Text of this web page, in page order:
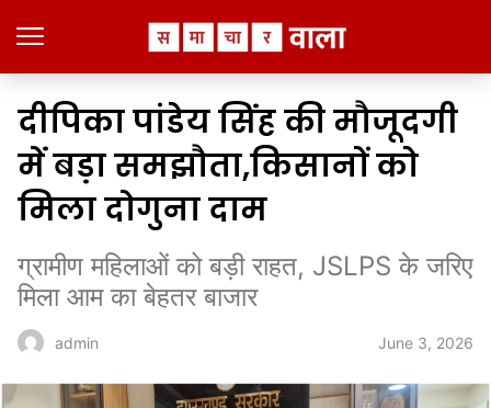
दीपिका पांडेय सिंह की मौजूदगी
में बड़ा समझौता,किसानों को
मिला दोगुना दाम
ग्रामीण महिलाओं को बड़ी राहत, JSLPS के जरिए
मिला आम का बेहतर बाजार
admin June 3, 2026